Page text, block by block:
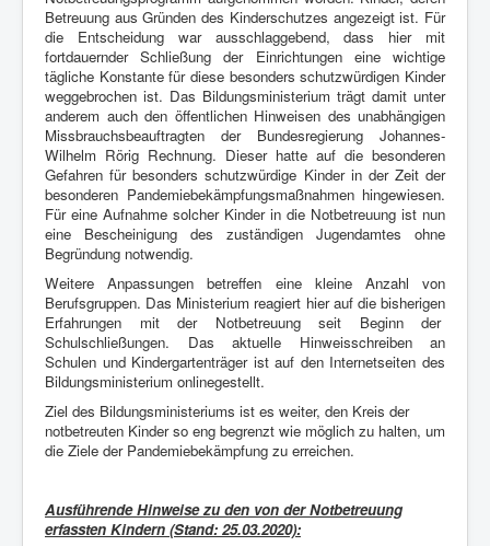
Betreuung aus Gründen des Kinderschutzes angezeigt ist. Für
die Entscheidung war ausschlaggebend, dass hier mit
fortdauernder Schließung der Einrichtungen eine wichtige
tägliche Konstante für diese besonders schutzwürdigen Kinder
weggebrochen ist. Das Bildungsministerium trägt damit unter
anderem auch den öffentlichen Hinweisen des unabhängigen
Missbrauchsbeauftragten der Bundesregierung Johannes-
Wilhelm Rörig Rechnung. Dieser hatte auf die besonderen
Gefahren fürbesonders schutzwürdige Kinder in der Zeit der
besonderen Pandemiebekämpfungsmaßnahmen hingewiesen.
Für eine Aufnahme solcher Kinder in die Notbetreuung ist nun
eine Bescheinigung des zuständigen Jugendamtes ohne
Begründung notwendig.
Weitere Anpassungen betreffen eine kleine Anzahl von
Berufsgruppen. Das Ministerium reagiert hier auf die bisherigen
Erfahrungen mit der Notbetreuung seit Beginn der
Schulschließungen. Das aktuelle Hinweisschreiben an
Schulen und Kindergartenträger istauf den Internetseiten des
Bildungsministerium onlinegestellt.
Ziel des Bildungsministeriums ist es weiter, den Kreis der
notbetreuten Kinder so eng begrenzt wie möglich zu halten, um
die Ziele der Pandemiebekämpfung zu erreichen.
Ausführende Hinweise zu den von der Notbetreuung
erfassten Kindern (Stand: 25.03.2020):